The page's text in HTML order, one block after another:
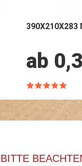
390X210X283
ab
BITTE